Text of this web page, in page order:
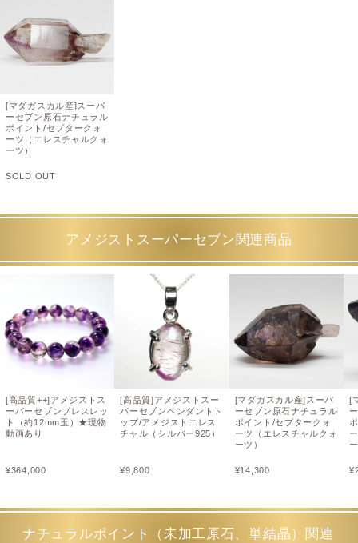
[マダガスカル産]スーパ
ーセブン原石ナチュラル
ポイント/セプタークォ
ーツ（エレスチャルクォ
ーツ）
SOLD OUT
アメジストスーパーセブン関連商品
[高品質++]アメジストス
ーパーセブンブレスレッ
ト（約12mm玉）★現物
動画あり
¥364,000
[高品質]アメジストスー
パーセブンペンダントト
ップ/アメジストエレス
チャル（シルバー925）
¥9,800
[マダガスカル産]スーパ
ーセブン原石ナチュラル
ポイント/セプタークォ
ーツ（エレスチャルクォ
ーツ）
¥14,300
[
¥
ナチュラルポイント（未加工原石、単結晶）関連